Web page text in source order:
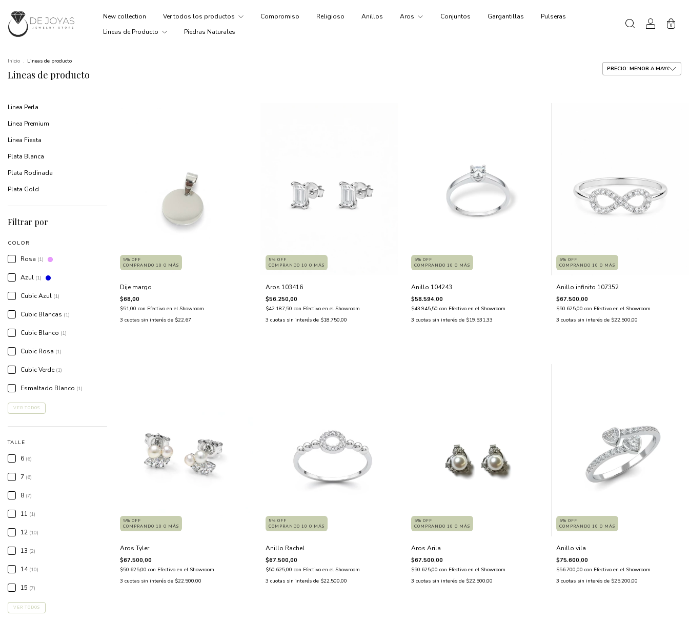
New collection Ver todos los productos Compromiso Religioso Anillos Aros Conjuntos Gargantillas
Pulseras
Lineas de Producto
Piedras Naturales
0
Inicio . Lineas de producto
Lineas de producto
Linea Perla
Linea Premium
Linea Fiesta
Plata Blanca
Plata Rodinada
Plata Gold
Filtrar por
COLOR
Rosa (1)
Azul (1)
Cubic Azul (1)
Cubic Blancas (1)
Cubic Blanco (1)
Cubic Rosa (1)
Cubic Verde (1)
Esmaltado Blanco (1)
VER TODOS
TALLE
6 (6)
7 (6)
8 (7)
11 (1)
12 (10)
13 (2)
14 (10)
15 (7)
VER TODOS
5% OFF
COMPRANDO 10 O MÁS
Dije margo
$68,00
$51,00 con Efectivo en el Showroom
3 cuotas sin interés de $22,67
5% OFF
COMPRANDO 10 O MÁS
Aros 103416
$56.250,00
$42.187,50 con Efectivo en el Showroom
3 cuotas sin interés de $18.750,00
5% OFF
COMPRANDO 10 O MÁS
Anillo 104243
$58.594,00
$43.945,50 con Efectivo en el Showroom
3 cuotas sin interés de $19.531,33
5% OFF
COMPRANDO 10 O MÁS
Anillo infinito 107352
$67.500,00
$50.625,00con Efectivo en el Showroom
3 cuotas sin interés de $22.500,00
5% OFF
COMPRANDO 10 O MÁS
Aros Tyler
$67.500,00
$50.625,00 con Efectivo en el Showroom
3 cuotas sin interés de $22.500,00
5% OFF
COMPRANDO 10 O MÁS
Anillo Rachel
$67.500,00
$50.625,00 con Efectivo en el Showroom
3 cuotas sin interés de $22.500,00
5% OFF
COMPRANDO 10 O MÁS
Aros Arila
$67.500,00
$50.625,00 con Efectivo en el Showroom
3 cuotas sin interés de $22.500,00
5% OFF
COMPRANDO 10 O MÁS
Anillo vila
$75.600,00
$56.700,00con Efectivo en el Showroom
3 cuotas sin interés de $25.200,00